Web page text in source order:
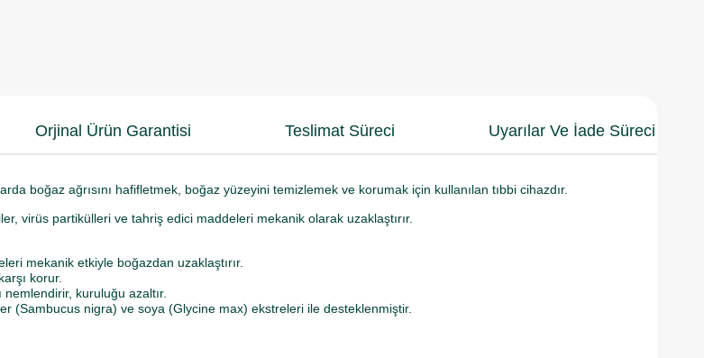
Orjinal Ürün Garantisi Teslimat Süreci Uyarılar Ve İade Süreci
boğaz ağrısını hafifletmek, boğaz yüzeyini temizlemek ve korumak için kullanılan tıbbi cihazdır.
virüs partikülleri ve tahriş edici maddeleri mekanik olarak uzaklaştırır.
mekanik etkiyle boğazdan uzaklaştırır.
korur.
kuruluğu azaltır.
nigra) ve soya (Glycine max) ekstreleri ile desteklenmiştir.